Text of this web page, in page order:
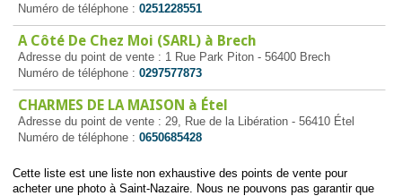
Numéro de téléphone : 0251228551
A Côté De Chez Moi (SARL) à Brech
Adresse du point de vente : 1 Rue Park Piton - 56400 Brech
Numéro de téléphone : 0297577873
CHARMES DE LA MAISON à Étel
Adresse du point de vente : 29, Rue de la Libération - 56410 Étel
Numéro de téléphone : 0650685428
Cette liste est une liste non exhaustive des points de vente pour
acheter une photo à Saint-Nazaire. Nous ne pouvons pas garantir que